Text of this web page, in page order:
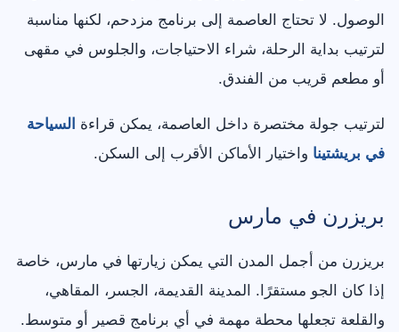
الوصول. لا تحتاج العاصمة إلى برنامج مزدحم، لكنها مناسبة
لترتيب بداية الرحلة، شراء الاحتياجات، والجلوس في مقهى
أو مطعم قريب من الفندق.
لترتيب جولة مختصرة داخل العاصمة، يمكن قراءة السياحة
في بريشتينا واختيار الأماكن الأقرب إلى السكن.
بريزرن في مارس
بريزرن من أجمل المدن التي يمكن زيارتها في مارس، خاصة
إذا كان الجو مستقرًا. المدينة القديمة، الجسر، المقاهي،
والقلعة تجعلها محطة مهمة في أي برنامج قصير أو متوسط.